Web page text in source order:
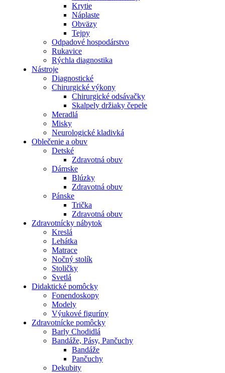
Krytie
Náplaste
Obväzy
Tejpy
Odpadové hospodárstvo
Rukavice
Rýchla diagnostika
Nástroje
Diagnostické
Chirurgické výkony
Chirurgické odsávačky
Skalpely držiaky čepele
Meradlá
Misky
Neurologické kladivká
Oblečenie a obuv
Detské
Zdravotná obuv
Dámske
Blúzky
Zdravotná obuv
Pánske
Trička
Zdravotná obuv
Zdravotnícky nábytok
Kreslá
Lehátka
Matrace
Nočný stolík
Stoličky
Svetlá
Didaktické pomôcky
Fonendoskopy
Modely
Výukové figuríny
Zdravotnícke pomôcky
Barly Chodidlá
Bandáže, Pásy, Pančuchy
Bandáže
Pančuchy
Dekubity